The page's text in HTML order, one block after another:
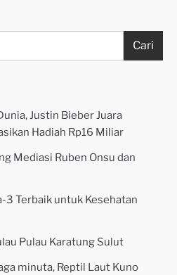
Cari
Justin Bieber Juara
Hadiah Rp16 Miliar
Mediasi Ruben Onsu dan
3 Terbaik untuk Kesehatan
Pulau Karatung Sulut
minuta, Reptil Laut Kuno